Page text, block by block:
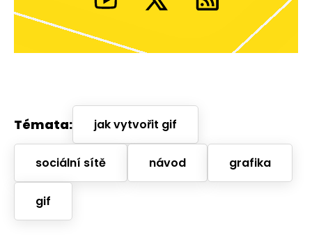
Témata: jak vytvořit gif
sociální sítě návod grafika
gif